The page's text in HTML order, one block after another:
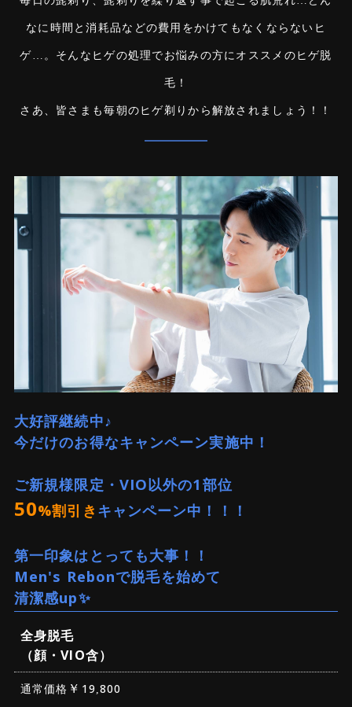
なに時間と消耗品などの費用をかけても なくならないヒ
ゲ…。そんなヒゲの処理でお悩みの方にオススメのヒゲ脱
毛！
さあ、皆さまも毎朝のヒゲ剃りから解放されましょう！！
大好評継続中♪
今だけのお得なキャンペーン実施中！
ご新規様限定・VIO以外の1部位
50%割引き キャンペーン中！！！
第一印象はとっても大事！！
Men's Rebonで脱毛を始めて
清潔感up✨
全身脱毛
（顔・VIO含）
通常価格 ￥ 19 800